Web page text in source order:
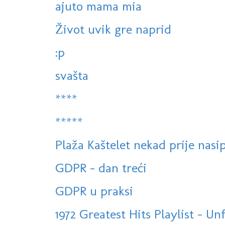
ajuto mama mia
Život uvik gre naprid
:p
svašta
****
*****
Plaža Kaštelet nekad prije
GDPR - dan treći
GDPR u praksi
1972 Greatest Hits Playlist -